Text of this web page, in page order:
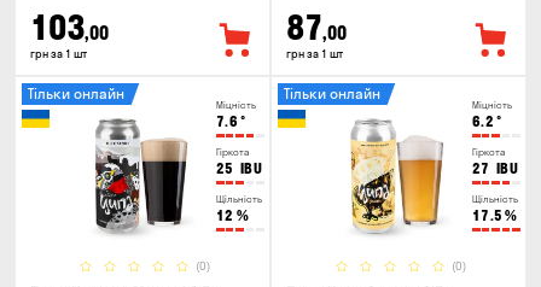
103,00
грн за 1 шт
87,00
грн за 1 шт
Міцність
7.6 °
Гіркота
25 IBU
Щільність
12 %
(0)
Тільки онлайн
Міцність
6.2 °
Гіркота
27 IBU
Щільність
17.5 %
(0)
Тільки онлайн